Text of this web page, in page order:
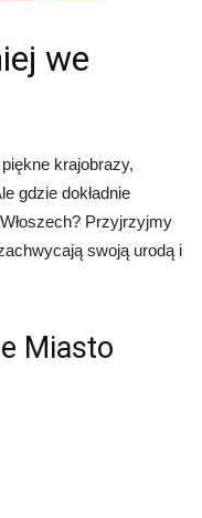
we
krajobrazy,
gdzie dokładnie
Przyjrzyjmy
swoją urodą i
Miasto